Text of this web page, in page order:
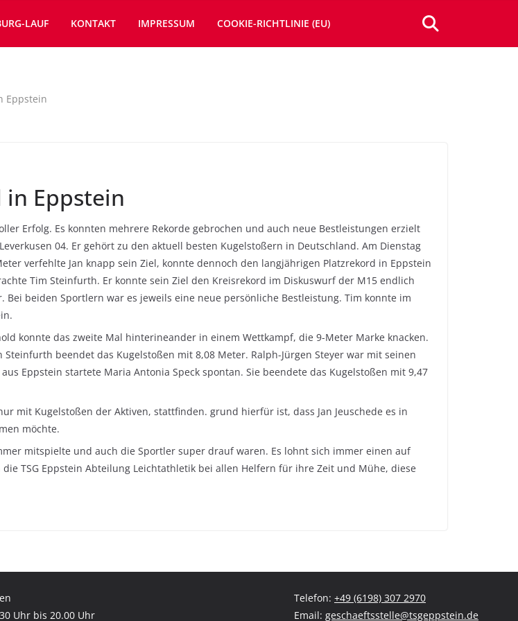
LAUF KONTAKT IMPRESSUM COOKIE-RICHTLINIE (EU)
Eppstein
in Eppstein
Erfolg. Es konnten mehrere Rekorde gebrochen und auch neue Bestleistungen erzielt
04. Er gehört zu den aktuell besten Kugelstoßern in Deutschland. Am Dienstag
verfehlte Jan knapp sein Ziel, konnte dennoch den langjährigen Platzrekord in Eppstein
Tim Steinfurth. Er konnte sein Ziel den Kreisrekord im Diskuswurf der M15 endlich
beiden Sportlern war es jeweils eine neue persönliche Bestleistung. Tim konnte im
konnte das zweite Mal hinterineander in einem Wettkampf, die 9-Meter Marke knacken.
beendet das Kugelstoßen mit 8,08 Meter. Ralph-Jürgen Steyer war mit seinen
Eppstein startete Maria Antonia Speck spontan. Sie beendete das Kugelstoßen mit 9,47
mit Kugelstoßen der Aktiven, stattfinden. grund hierfür ist, dass Jan Jeuschede es in
möchte.
mitspielte und auch die Sportler super drauf waren. Es lohnt sich immer einen auf
TSG Eppstein Abteilung Leichtathletik bei allen Helfern für ihre Zeit und Mühe, diese
Uhr bis 20.00 Uhr
Telefon: +49 (6198) 307 2970
Email: geschaeftsstelle@tsgeppstein.de